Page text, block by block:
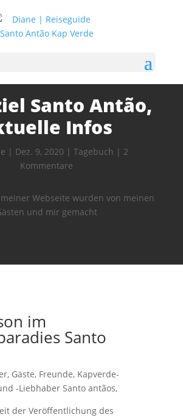
Santo Antão,
Infos
| Dez. 9, 2020 |Tagebuch | 2
Kommentare
Webseite wurden von meinen
und mir gemacht
im
Santo
Gäste, Freunde, Kapverde-
-Liebhaber Santo antãos,
der Veröffentlichung des